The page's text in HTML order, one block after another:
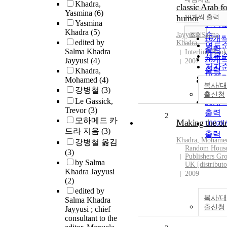
Khadra,
Yasmina (6)
Yasmina
Khadra (5)
edited by
Salma Khadra
Jayyusi (4)
Khadra,
Mohamed (4)
강병철 (3)
Le Gassick,
Trevor(3)
모하메드 카
드라 지음 (3)
강병철 옮김
(3)
by Salma
Khadra Jayyusi
(2)
edited by
Salma Khadra
Jayyusi ; chief
consultant to the
정확
순
인기
순
연도
제목
저자
발행
관순
내림
10개씩 출력
10개
출력
20개
출력
30개
출력
50개
출력
100개
출력
조회
classic Arab
humor
Jayyusi, Salma
Khadra
Interlink
2007
복사/대
출신청
2
Making the
Khadra,
Random
Publishers
UK
2009
복사/대
출신청